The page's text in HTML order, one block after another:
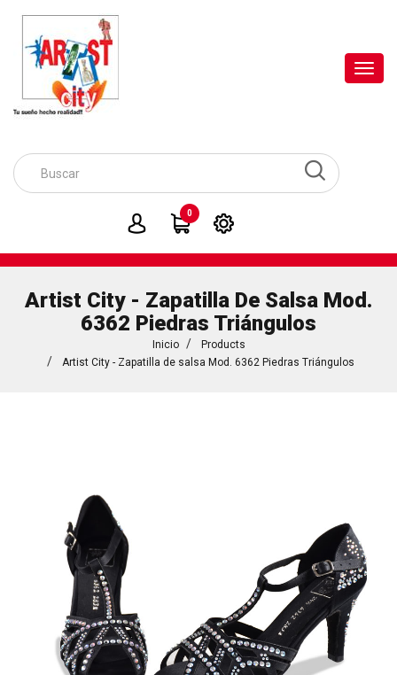
0
Artist City - Zapatilla De Salsa Mod.
6362 Piedras Triángulos
Inicio
Products
Artist City - Zapatilla de salsa Mod. 6362 Piedras Triángulos